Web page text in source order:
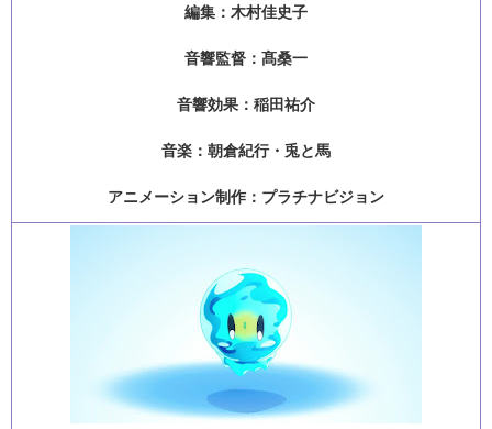
編集：木村佳史子
音響監督：髙桑一
音響効果：稲田祐介
音楽：朝倉紀行・兎と馬
アニメーション制作：プラチナビジョン